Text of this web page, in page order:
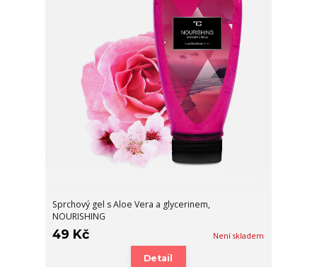
Sprchový gel s Aloe Vera a glycerinem,
NOURISHING
49 Kč Není skladem
Detail